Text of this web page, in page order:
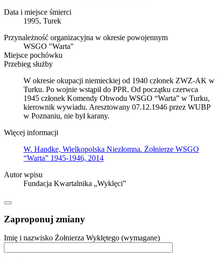
Data i miejsce śmierci
1995, Turek
Przynależność organizacyjna w okresie powojennym
WSGO "Warta"
Miejsce pochówku
Przebieg służby
W okresie okupacji niemieckiej od 1940 członek ZWZ-AK w
Turku. Po wojnie wstąpił do PPR. Od początku czerwca
1945 członek Komendy Obwodu WSGO “Warta” w Turku,
kierownik wywiadu. Aresztowany 07.12.1946 przez WUBP
w Poznaniu, nie był karany.
Więcej informacji
W. Handke, Wielkopolska Niezłomna. Żołnierze WSGO
“Warta” 1945-1946, 2014
Autor wpisu
Fundacja Kwartalnika „Wyklęci”
Zaproponuj zmiany
Imię i nazwisko Żołnierza Wyklętego (wymagane)